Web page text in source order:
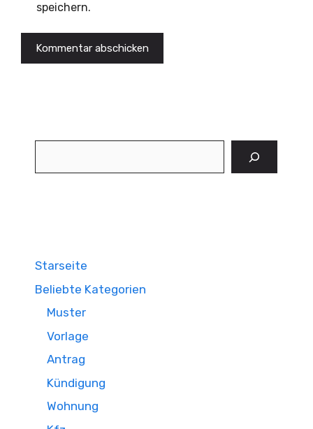
speichern.
Starseite
Beliebte Kategorien
Muster
Vorlage
Antrag
Kündigung
Wohnung